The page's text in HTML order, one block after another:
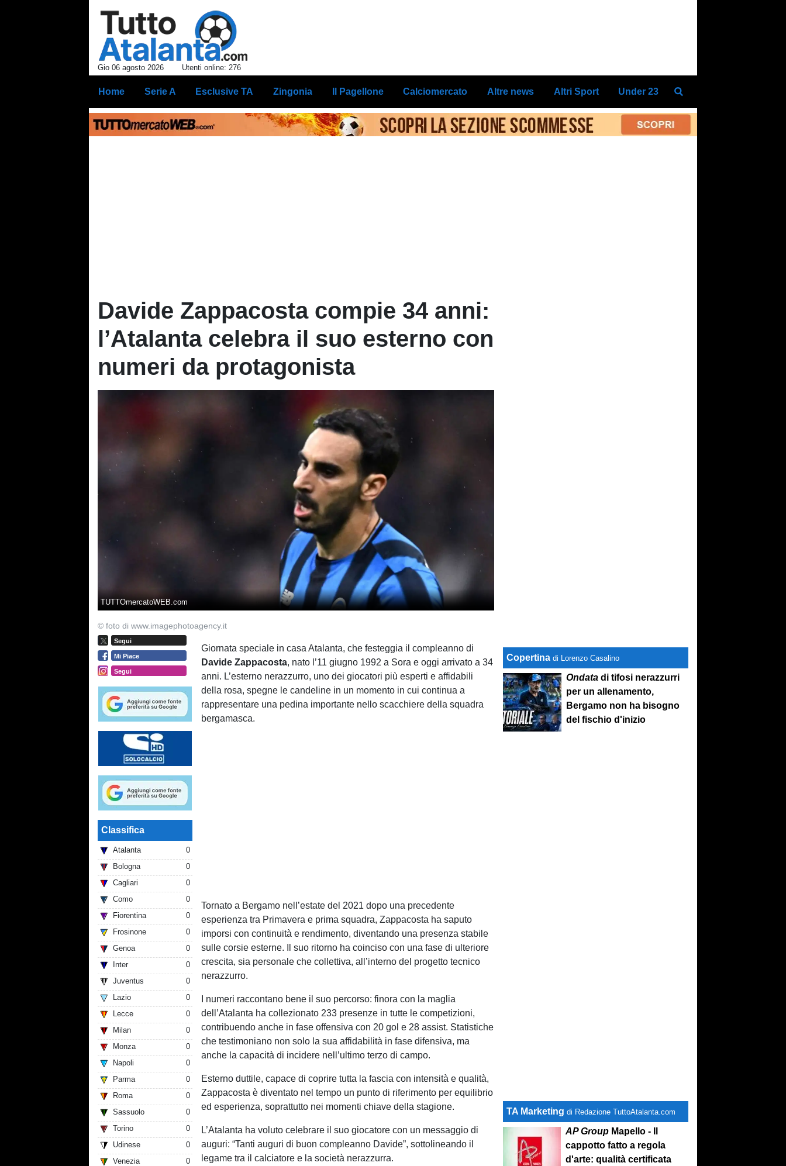
Gio 06 agosto 2026 Utenti online: 276
Home Serie A Esclusive TA Zingonia Il Pagellone Calciomercato Altre news Altri Sport Under 23
Davide Zappacosta compie 34 anni:
l’Atalanta celebra il suo esterno con
numeri da protagonista
TUTTOmercatoWEB.com
© foto di www.imagephotoagency.it
Segui
Mi Piace
Segui
Classifica
Atalanta
0
Bologna
0
Cagliari
0
Como
0
Fiorentina
0
Frosinone
0
Genoa
0
Inter
0
Juventus
0
Lazio
0
Lecce
0
Milan
0
Monza
0
Napoli
0
Parma
0
Roma
0
Sassuolo
0
Torino
0
Udinese
0
Venezia
0
Giornata speciale in casa Atalanta, che festeggia il compleanno di
Davide Zappacosta, nato l’11 giugno 1992 a Sora e oggi arrivato a 34
anni. L’esterno nerazzurro, uno dei giocatori più esperti e affidabili
della rosa, spegne le candeline in un momento in cui continua a
rappresentare una pedina importante nello scacchiere della squadra
bergamasca.
Tornato a Bergamo nell’estate del 2021 dopo una precedente
esperienza tra Primavera e prima squadra, Zappacosta ha saputo
imporsi con continuità e rendimento, diventando una presenza stabile
sulle corsie esterne. Il suo ritorno ha coinciso con una fase di ulteriore
crescita, sia personale che collettiva, all’interno del progetto tecnico
nerazzurro.
I numeri raccontano bene il suo percorso: finora con la maglia
dell’Atalanta ha collezionato 233 presenze in tutte le competizioni,
contribuendo anche in fase offensiva con 20 gol e 28 assist. Statistiche
che testimoniano non solo la sua affidabilità in fase difensiva, ma
anche la capacità di incidere nell’ultimo terzo di campo.
Esterno duttile, capace di coprire tutta la fascia con intensità e qualità,
Zappacosta è diventato nel tempo un punto di riferimento per equilibrio
ed esperienza, soprattutto nei momenti chiave della stagione.
L’Atalanta ha voluto celebrare il suo giocatore con un messaggio di
auguri: “Tanti auguri di buon compleanno Davide”, sottolineando il
legame tra il calciatore e la società nerazzurra.
Copertina di Lorenzo Casalino
Ondata di tifosi nerazzurri
per un allenamento,
Bergamo non ha bisogno
del fischio d'inizio
TA Marketing di Redazione TuttoAtalanta.com
AP Group Mapello - Il
cappotto fatto a regola
d'arte: qualità certificata